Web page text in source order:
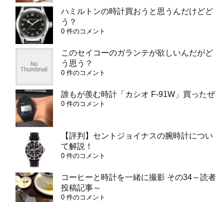
ハミルトンの時計買おうと思うんだけどど
う？
0 件のコメント
このセイコーのガランテが欲しいんだがど
う思う？
0 件のコメント
誰もが羨む時計「カシオ F-91W」買ったぜ
0 件のコメント
【評判】セントジョイナスの腕時計につい
て解説！
0 件のコメント
コーヒーと時計を一緒に撮影 その34～読者
投稿記事～
0 件のコメント